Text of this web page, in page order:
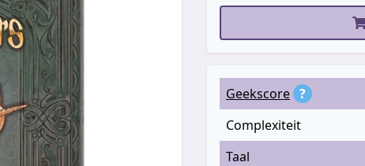
Geekscore ?
Complexiteit
Taal